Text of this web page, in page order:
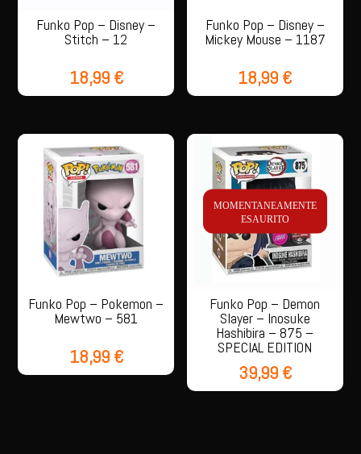
Funko Pop – Disney –
Stitch – 12
18,99 €
Funko Pop – Disney –
Mickey Mouse – 1187
18,99 €
Funko Pop – Pokemon –
Mewtwo – 581
18,99 €
MOMENTANEAMENTE
ESAURITO
Funko Pop – Demon
Slayer – Inosuke
Hashibira – 875 –
SPECIAL EDITION
39,99 €